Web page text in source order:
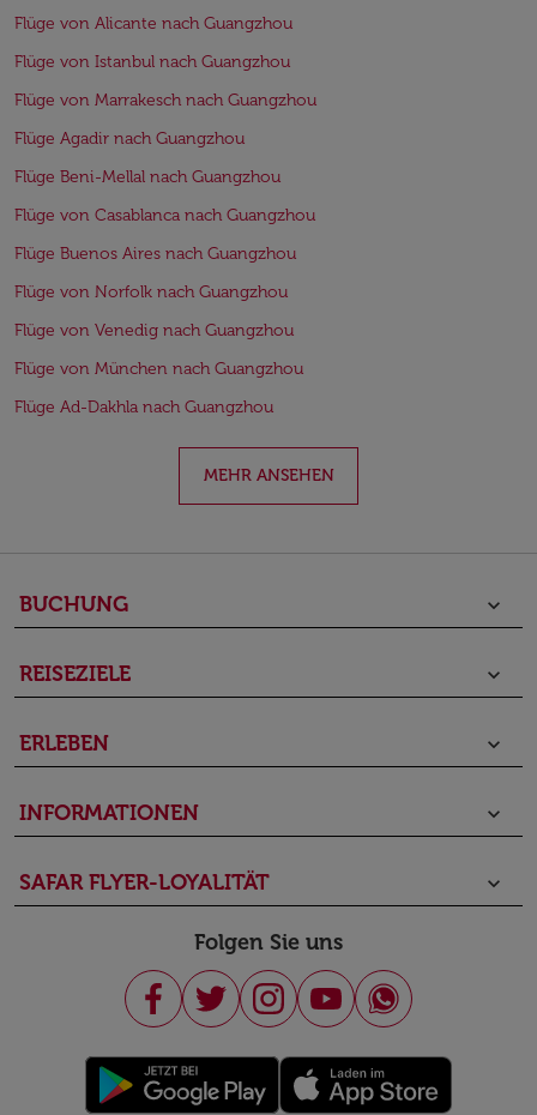
Flüge von Alicante nach Guangzhou
Flüge von Istanbul nach Guangzhou
Flüge von Marrakesch nach Guangzhou
Flüge Agadir nach Guangzhou
Flüge Beni-Mellal nach Guangzhou
Flüge von Casablanca nach Guangzhou
Flüge Buenos Aires nach Guangzhou
Flüge von Norfolk nach Guangzhou
Flüge von Venedig nach Guangzhou
Flüge von München nach Guangzhou
Flüge Ad-Dakhla nach Guangzhou
MEHR ANSEHEN
BUCHUNG keyboard_arrow_down
REISEZIELE keyboard_arrow_down
ERLEBEN keyboard_arrow_down
INFORMATIONEN keyboard_arrow_down
SAFAR FLYER-LOYALITÄT keyboard_arrow_down
Folgen Sie uns